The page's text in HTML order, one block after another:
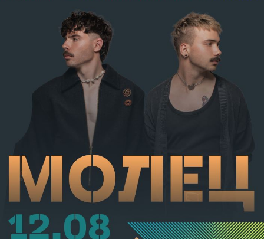
т.12 пр.1, вр. чл.130 ал.1 от НК, като А.Н. е освободен
от наказателна отговорност и му е наложено
административно наказание по реда на чл.78а ал.1
от НК – глоба в размер на 306,77 евро.
С постановление на Районна прокуратура-Габрово
В.А. е бил задържан за срок до 72 часа, а с
определение на Районен съд-Габрово спрямо него е
взета мярка за неотклонение „домашен арест“.
Съдебният акт е окончателен.